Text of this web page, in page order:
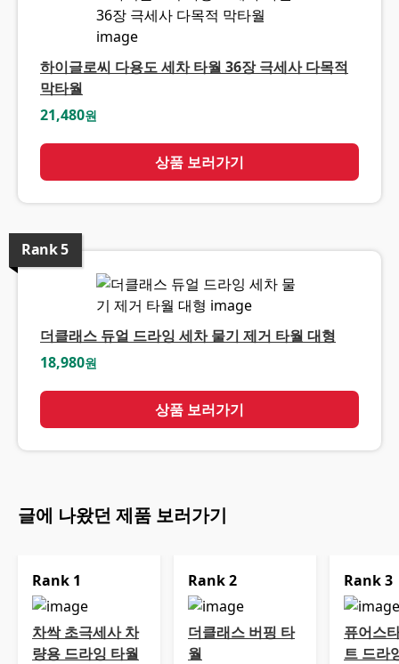
하이글로씨 다용도 세차 타월 36장 극세사 다목적
막타월
21,480원
상품 보러가기
Rank5
더클래스 듀얼 드라잉 세차 물기 제거 타월 대형
18,980원
상품 보러가기
글에 나왔던 제품 보러가기
Rank 1
차싹 초극세사 차
량용 드라잉 타월
Rank2
더클래스 버핑 타
월
Rank3
퓨어스
트 드라